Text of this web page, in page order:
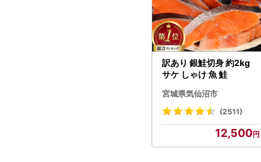
訳あり 銀鮭切身 約2kg
サケ しゃけ 魚 鮭
宮城県気仙沼市
(2511)
12,500